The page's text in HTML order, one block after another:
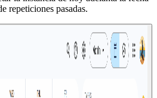
repeticiones pasadas.